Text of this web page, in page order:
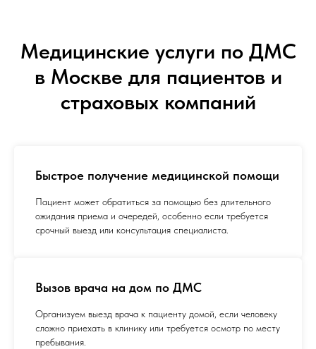
Медицинские услуги по ДМС
в Москве для пациентов и
страховых компаний
Быстрое получение медицинской помощи
Пациент может обратиться за помощью без длительного
ожидания приема и очередей, особенно если требуется
срочный выезд или консультация специалиста.
Вызов врача на дом по ДМС
Организуем выезд врача к пациенту домой, если человеку
сложно приехать в клинику или требуется осмотр по месту
пребывания.